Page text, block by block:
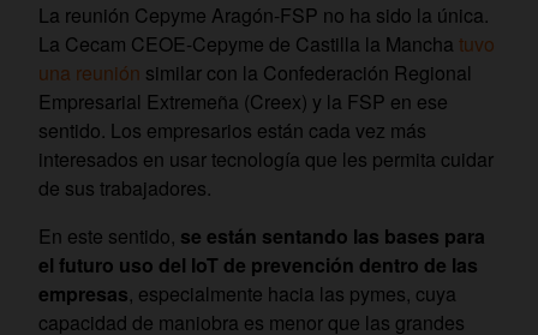
La reunión Cepyme Aragón-FSP no ha sido la única.
La Cecam CEOE-Cepyme de Castilla la Mancha tuvo
una reunión similar con la Confederación Regional
Empresarial Extremeña (Creex) y la FSP en ese
sentido. Los empresarios están cada vez más
interesados en usar tecnología que les permita cuidar
de sus trabajadores.
En este sentido, se están sentando las bases para
el futuro uso del IoT de prevención dentro de las
empresas, especialmente hacia las pymes, cuya
capacidad de maniobra es menor que las grandes